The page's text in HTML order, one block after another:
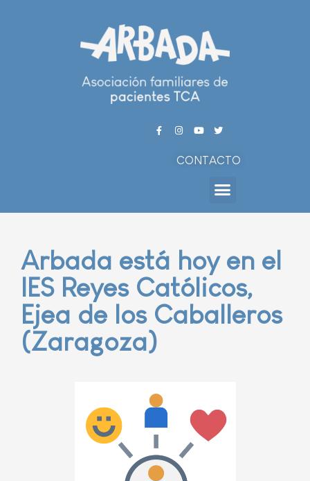
CONTACTO
Arbada está hoy en el
IES Reyes Católicos,
Ejea de los Caballeros
(Zaragoza)